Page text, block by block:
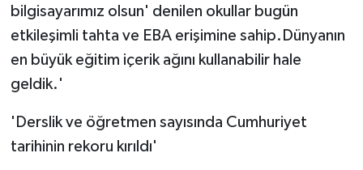
bilgisayarımız olsun' denilen okullar bugün
etkileşimli tahta ve EBA erişimine sahip.Dünyanın
en büyük eğitim içerik ağını kullanabilir hale
geldik.'
'Derslik ve öğretmen sayısında Cumhuriyet
tarihinin rekoru kırıldı'